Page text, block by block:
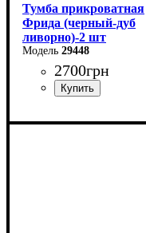
Тумба прикроватная
Фрида (черный-дуб
ливорно)-2 шт
29448
2700грн
Ширина: 40 см